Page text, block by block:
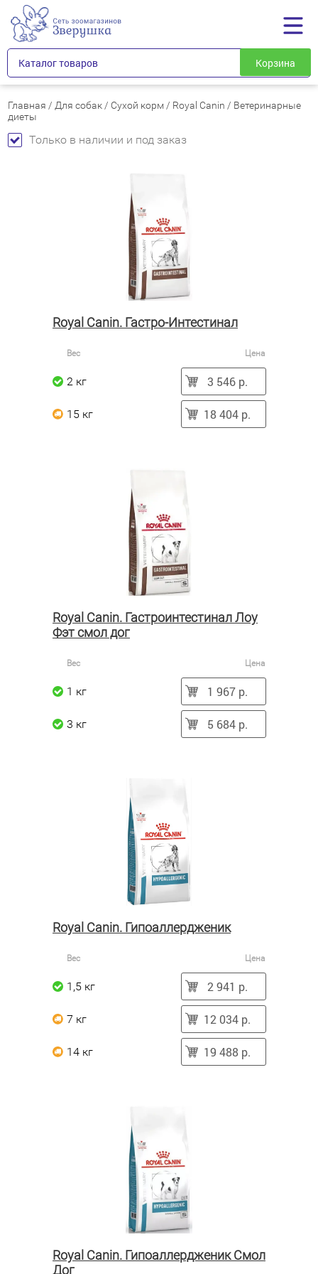
Каталог товаров Корзина
Главная / Для собак / Сухой корм / Royal Canin / Ветеринарные
диеты
Только в наличии и под заказ
Royal Canin. Гастро-Интестинал
Вес Цена
2 кг 3 546 р.
15 кг 18 404 р.
Royal Canin. Гастроинтестинал Лоу
Фэт смол дог
Вес Цена
1 кг 1 967 р.
3 кг 5 684 р.
Royal Canin. Гипоаллердженик
Вес Цена
1,5 кг 2 941 р.
7 кг 12 034 р.
14 кг 19 488 р.
Royal Canin. Гипоаллердженик Смол
Дог